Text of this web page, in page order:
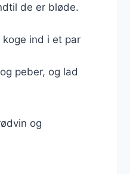
de er bløde.
ind i et par
peber, og lad
og